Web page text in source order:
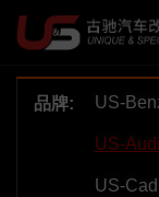
品牌: US-
US-
US-